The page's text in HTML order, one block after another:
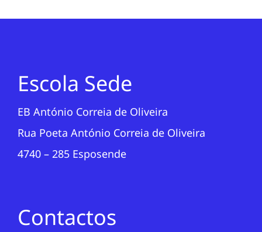
Escola Sede
EB António Correia de Oliveira
Rua Poeta António Correia de Oliveira
4740 – 285 Esposende
Contactos